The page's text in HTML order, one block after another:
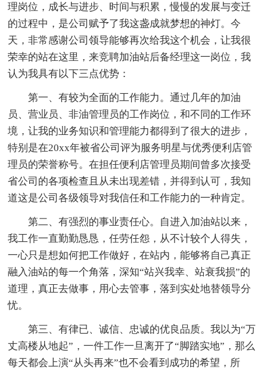
理岗位，成长与进步、时间与积累，慢慢的发展与变迁
的过程中，是公司赋予了我这盏成就梦想的神灯。今
天，非常感谢公司领导能够再次给我这个机会，让我很
荣幸的站在这里，来竞聘加油站后备经理这一岗位，我
认为我具有以下三点优势：
第一、有较为全面的工作能力。通过几年的加油
员、营业员、非油管理员的工作岗位，和不同的工作环
境，让我的业务知识和管理能力都得到了很大的进步，
特别是在20xx年被省公司评为服务明星与优秀便利店管
理员的荣誉称号。在担任便利店管理员期间曾多次接受
省公司的各项检查且从未出现差错，并得到认可，我知
道这是公司各级领导对我信任和工作能力的一种肯定。
第二、有强烈的事业责任心。自进入加油站以来，
我工作一直勤勤恳恳，任劳任怨，从不计较个人得失，
一心只是想如何把工作做好，在站内，能够将自己真正
融入油站的每一个角落，深知“站兴我幸、站衰我损”的
道理，真正去做事，用心去管事，落到实处地替领导分
忧。
第三、有律已、诚信、忠诚的优良品质。我以为“万
丈高楼从地起”，一件工作一旦离开了“脚踏实地”，那么
每天都会上演“从头再来”也不会看到成功的希望，所